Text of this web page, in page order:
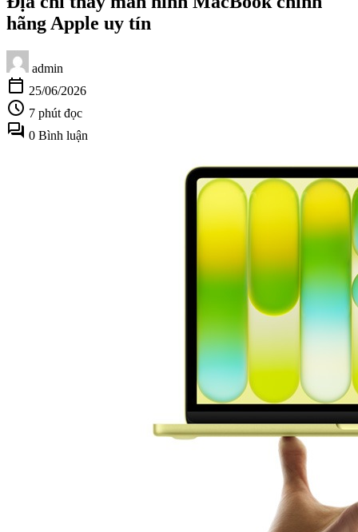
hãng Apple uy tín
admin
calendar_today 25/06/2026
schedule 7 phút đọc
forum 0 Bình luận